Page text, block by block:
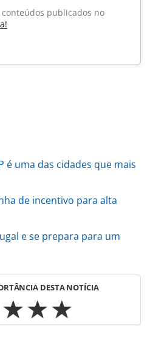
conteúdos publicados no
é uma das cidades que mais
de incentivo para alta
e se prepara para um
DESTA NOTÍCIA